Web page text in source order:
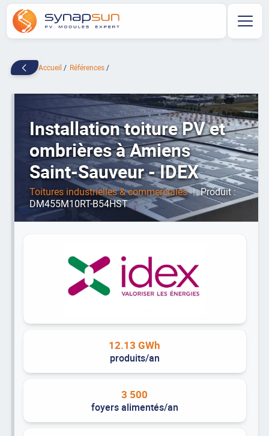
Accueil Références
Installation toiture PV et
ombrières à Amiens
Saint-Sauveur - IDEX
Toitures industrielles & commerciales | Produit :
DM455M10RT-B54HST
12.13 GWh
produits/an
3 500
foyers alimentés/an